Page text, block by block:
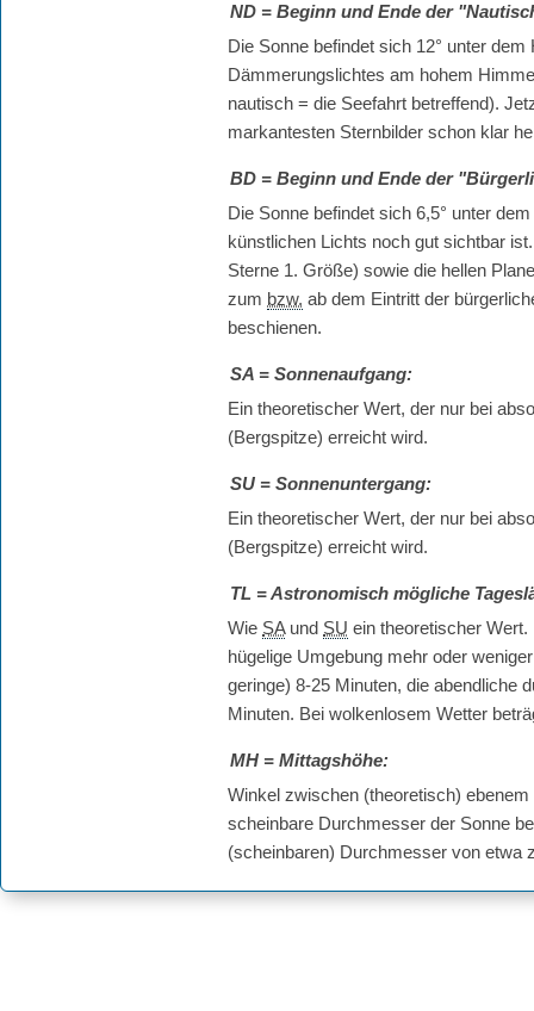
ND = Beginn und Ende der
Die Sonne befindet sich 12° unter
Dämmerungslichtes am hohem
nautisch = die Seefahrt betreffend).
markantesten Sternbilder schon klar
BD = Beginn und Ende der
Die Sonne befindet sich 6,5° unter
künstlichen Lichts noch gut sichtbar
Sterne 1. Größe) sowie die hellen
zum bzw. ab dem Eintritt der
beschienen.
SA = Sonnenaufgang:
Ein theoretischer Wert, der nur bei
(Bergspitze) erreicht wird.
SU = Sonnenuntergang:
Ein theoretischer Wert, der nur bei
(Bergspitze) erreicht wird.
TL = Astronomisch mögliche
Wie SAund SU ein theoretischer
hügelige Umgebung mehr oder
geringe) 8-25 Minuten, die abendliche
Minuten. Bei wolkenlosem Wetter
MH = Mittagshöhe:
Winkel zwischen (theoretisch)
scheinbare Durchmesser der Sonne
(scheinbaren) Durchmesser von etwa